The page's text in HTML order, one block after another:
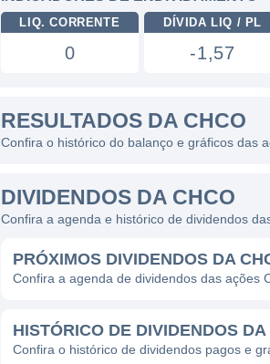
LIQ. CORRENTE
0
DÍVIDA LIQ / PL
-1,57
RESULTADOS DA CHCO
Confira o histórico do balanço e gráficos das
DIVIDENDOS DA CHCO
Confira a agenda e histórico de dividendos
PRÓXIMOS DIVIDENDOS DA
Confira a agenda de dividendos das ações
HISTÓRICO DE DIVIDENDOS DA
Confira o histórico de dividendos pagos e